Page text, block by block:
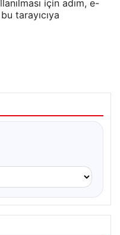
için adım, e-
tarayıcıya